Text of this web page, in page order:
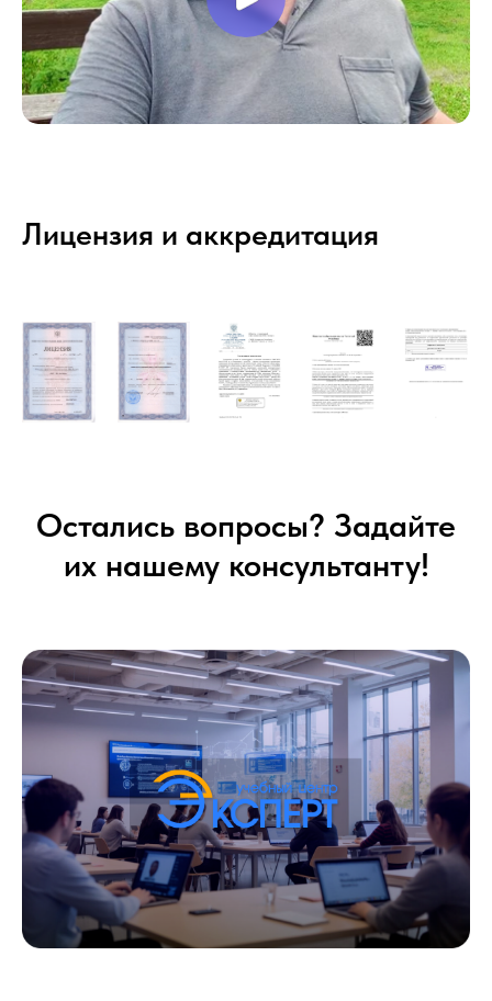
Лицензия и аккредитация
Остались вопросы? Задайте
их нашему консультанту!